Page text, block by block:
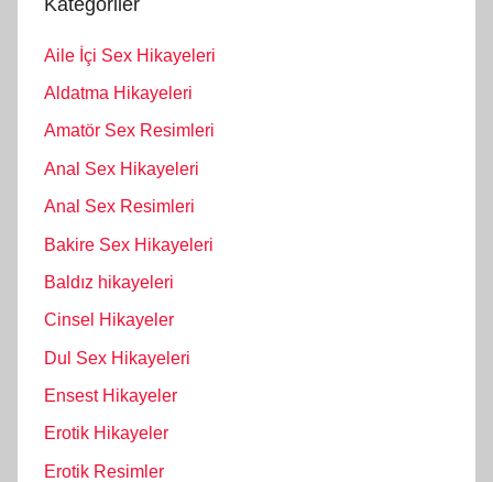
Kategoriler
Aile İçi Sex Hikayeleri
Aldatma Hikayeleri
Amatör Sex Resimleri
Anal Sex Hikayeleri
Anal Sex Resimleri
Bakire Sex Hikayeleri
Baldız hikayeleri
Cinsel Hikayeler
Dul Sex Hikayeleri
Ensest Hikayeler
Erotik Hikayeler
Erotik Resimler